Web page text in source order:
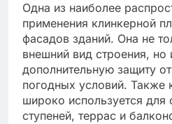
Одна из наиболее
применения клинкерной
фасадов зданий. Она не
внешний вид строения, но
дополнительную защиту
погодных условий. Также
широко используется для
ступеней, террас и